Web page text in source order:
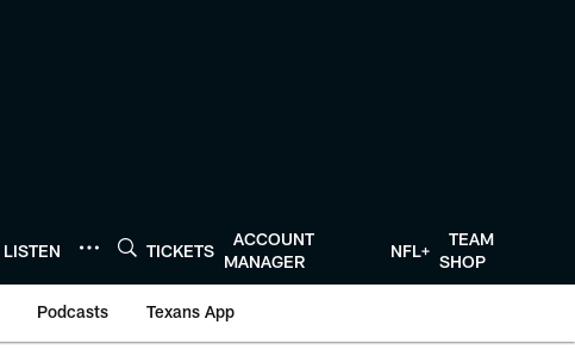
LISTEN TICKETS
ACCOUNT
MANAGER
NFL+
TEAM
SHOP
Podcasts Texans App